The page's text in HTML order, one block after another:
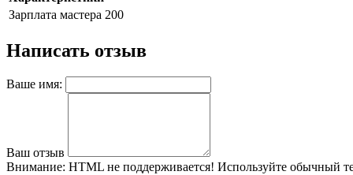
Зарплата мастера 200
Написать отзыв
Ваше имя:
Ваш отзыв
Внимание: HTML не поддерживается! Используйте обычный